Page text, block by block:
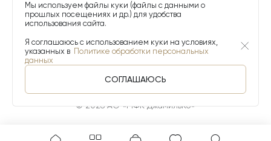
© 2026 АО «МФК ДжамильКо»
Мы используем файлы куки (файлы с данными о
прошлых посещениях и др.) для удобства
использования сайта.
Я соглашаюсь с использованием куки на условиях,
указанных в Политике обработки персональных
данных
СОГЛАШАЮСЬ